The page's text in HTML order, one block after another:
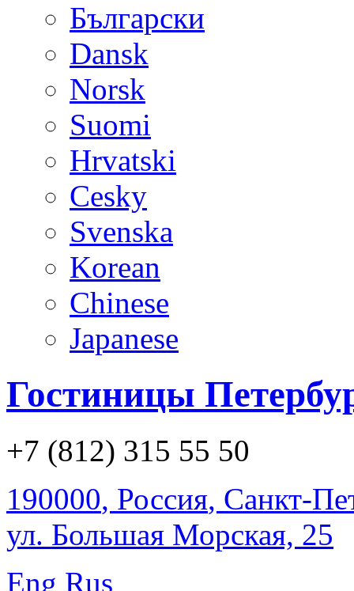
Български
Dansk
Norsk
Suomi
Hrvatski
Cesky
Svenska
Korean
Chinese
Japanese
Гостиницы
+7 (812) 315 55 50
190000, Россия, Санкт-
ул. Большая Морская, 25
Eng Rus